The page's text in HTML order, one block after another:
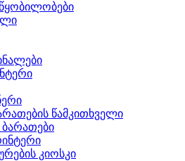
წამკითხველი
კიოსკი